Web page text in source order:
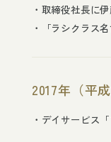
取締役社長に
「ラシクラス
2017年（平成
デイサービス